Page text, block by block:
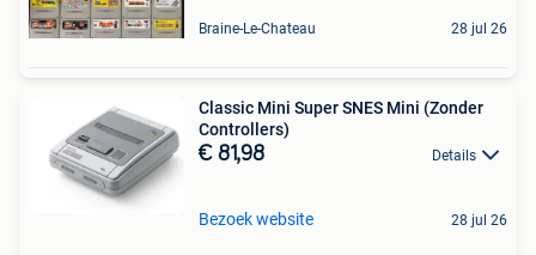
Braine-Le-Chateau 28 jul 26
Classic Mini Super SNES Mini (Zonder
Controllers)
€ 81,98 Details
Bezoek website 28 jul 26